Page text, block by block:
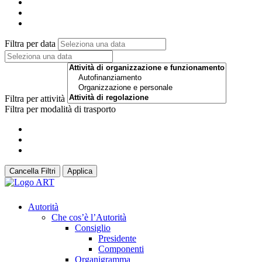
Filtra per data
Filtra per attività
Filtra per modalità di trasporto
Cancella Filtri Applica
Autorità
Che cos’è l’Autorità
Consiglio
Presidente
Componenti
Organigramma